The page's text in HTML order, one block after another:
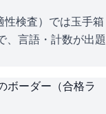
性検査）では玉手箱
、言語・計数が出題
ボーダー（合格ラ